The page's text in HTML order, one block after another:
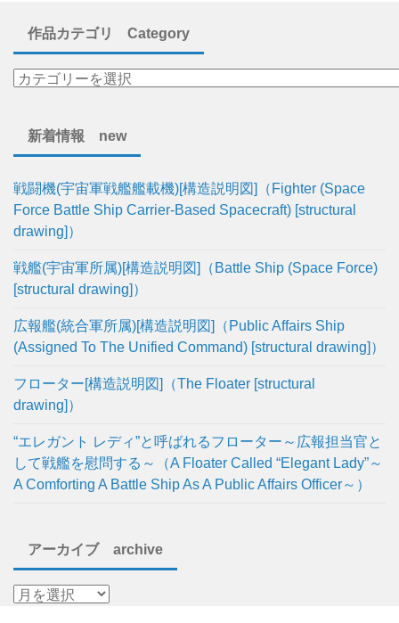
作品カテゴリ Category
新着情報 new
戦闘機(宇宙軍戦艦艦載機)[構造説明図]（Fighter (Space
Force Battle Ship Carrier-Based Spacecraft) [structural
drawing]）
戦艦(宇宙軍所属)[構造説明図]（Battle Ship (Space Force)
[structural drawing]）
広報艦(統合軍所属)[構造説明図]（Public Affairs Ship
(Assigned To The Unified Command) [structural drawing]）
フローター[構造説明図]（The Floater [structural
drawing]）
“エレガント レディ”と呼ばれるフローター～広報担当官と
して戦艦を慰問する～（A Floater Called “Elegant Lady”～
A Comforting A Battle Ship As A Public Affairs Officer～）
アーカイブ archive